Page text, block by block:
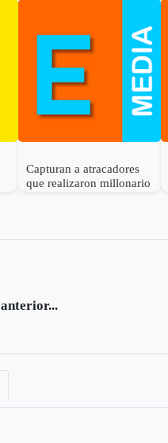
Capturan a atracadores
que realizaron millonario